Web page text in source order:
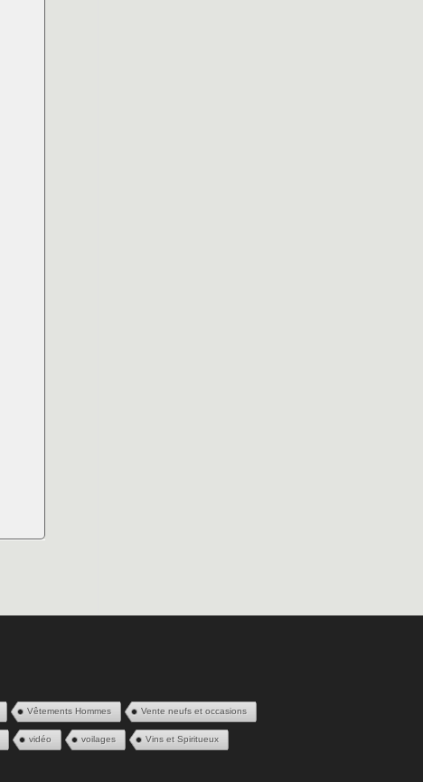
Vêtements Hommes Vente neufs et occasions
vidéo voilages Vins et Spiritueux